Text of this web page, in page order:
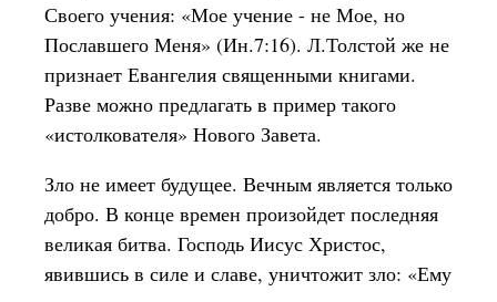
Своего учения: «Мое учение - не Мое, но
Пославшего Меня» (Ин.7:16). Л.Толстой же не
признает Евангелия священными книгами.
Разве можно предлагать в пример такого
«истолкователя» Нового Завета.
Зло не имеет будущее. Вечным является только
добро. В конце времен произойдет последняя
великая битва. Господь Иисус Христос,
явившись в силе и славе, уничтожит зло: «Ему